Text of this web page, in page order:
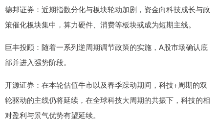
德邦证券：近期指数分化与板块轮动加剧，资金向科技成长与政
策催化板块集中，算力硬件、消费等板块或成为短期主线。
巨丰投顾：随着一系列逆周期调节政策的实施，A股市场确认底
部并进入强势阶段。
开源证券：在本轮估值牛市以及春季躁动期间，科技+周期的双
轮驱动的主线仍将延续，在全球科技大周期的共振下，科技的相
对盈利与景气优势有望延续。